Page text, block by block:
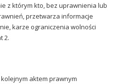
z którym kto, bez uprawnienia lub
przetwarza informacje
karze ograniczenia wolności
2.
aktem prawnym